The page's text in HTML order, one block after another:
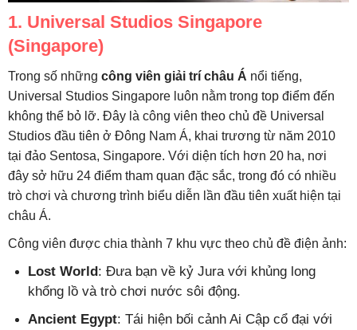
1. Universal Studios Singapore
(Singapore)
Trong số những công viên giải trí châu Á nổi tiếng,
Universal Studios Singapore luôn nằm trong top điểm đến
không thể bỏ lỡ. Đây là công viên theo chủ đề Universal
Studios đầu tiên ở Đông Nam Á, khai trương từ năm 2010
tại đảo Sentosa, Singapore. Với diện tích hơn 20 ha, nơi
đây sở hữu 24 điểm tham quan đặc sắc, trong đó có nhiều
trò chơi và chương trình biểu diễn lần đầu tiên xuất hiện tại
châu Á.
Công viên được chia thành 7 khu vực theo chủ đề điện ảnh:
Lost World: Đưa bạn về kỷ Jura với khủng long
khổng lồ và trò chơi nước sôi động.
Ancient Egypt: Tái hiện bối cảnh Ai Cập cổ đại với